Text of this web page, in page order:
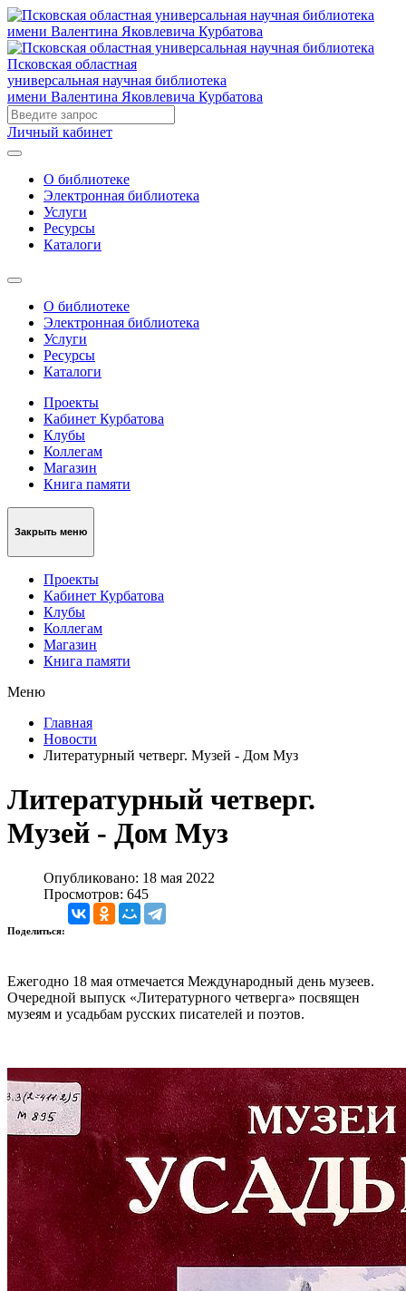
Псковская областная
универсальная научная библиотека
имени Валентина Яковлевича Курбатова
Личный кабинет
О библиотеке
Электронная библиотека
Услуги
Ресурсы
Каталоги
О библиотеке
Электронная библиотека
Услуги
Ресурсы
Каталоги
Проекты
Кабинет Курбатова
Клубы
Коллегам
Магазин
Книга памяти
Закрыть меню
Проекты
Кабинет Курбатова
Клубы
Коллегам
Магазин
Книга памяти
Меню
Главная
Новости
Литературный четверг. Музей - Дом Муз
Литературный четверг.
Музей - Дом Муз
Опубликовано: 18 мая 2022
Просмотров: 645
Поделиться:
Ежегодно 18 мая отмечается Международный день музеев.
Очередной выпуск «Литературного четверга» посвящен
музеям и усадьбам русских писателей и поэтов.